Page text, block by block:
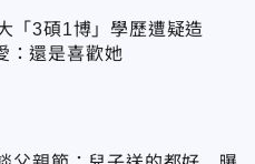
「3碩1博」學歷遭疑造
還是喜歡她